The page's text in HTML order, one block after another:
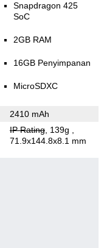
Snapdragon 425
SoC
2GB RAM
16GB Penyimpanan
MicroSDXC
2410 mAh
IP Rating, 139g
71.9x144.8x8.1 mm